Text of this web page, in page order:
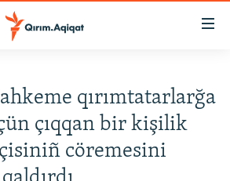
qırımtatarlarğa
çıqqan bir kişilik
cöremesini